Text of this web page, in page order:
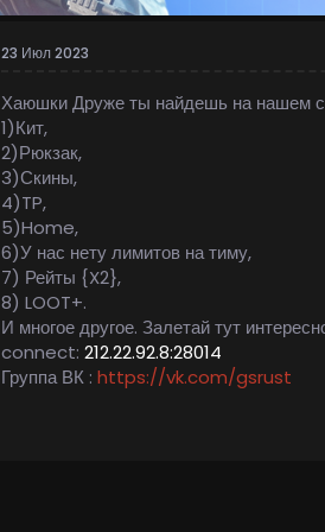
23 Июл 2023
Хаюшки Друже ты найдешь на нашем
1)Кит,
2)Рюкзак,
3)Скины,
4)TP,
5)Home,
6)У нас нету лимитов на тиму,
7) Рейты {X2},
8) LOOT+.
И многое другое. Залетай тут
connect: 212.22.92.8:28014
Группа ВК : https://vk.com/gsrust